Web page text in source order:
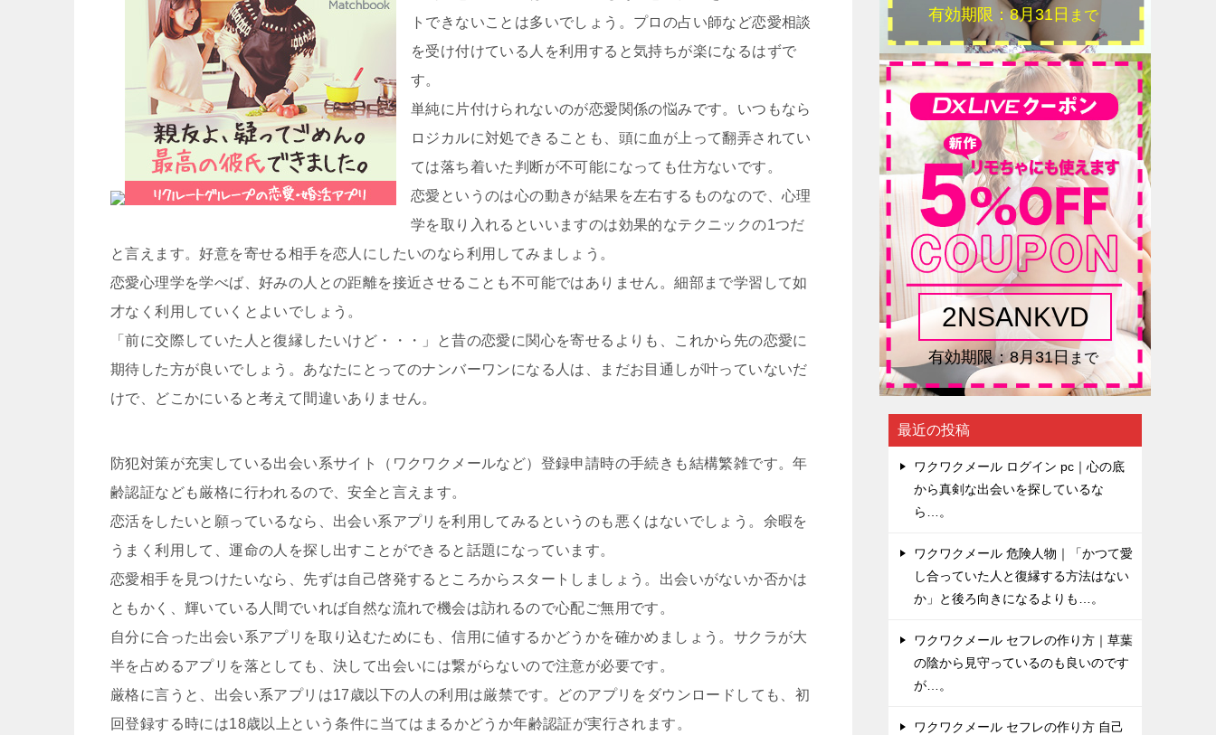
トできないことは多いでしょう。プロの占い師など恋愛相談
を受け付けている人を利用すると気持ちが楽になるはずで
す。
単純に片付けられないのが恋愛関係の悩みです。いつもなら
ロジカルに対処できることも、頭に血が上って翻弄されてい
ては落ち着いた判断が不可能になっても仕方ないです。
恋愛というのは心の動きが結果を左右するものなので、心理
学を取り入れるといいますのは効果的なテクニックの1つだ
と言えます。好意を寄せる相手を恋人にしたいのなら利用してみましょう。
恋愛心理学を学べば、好みの人との距離を接近させることも不可能ではありません。細部まで学習して如
才なく利用していくとよいでしょう。
「前に交際していた人と復縁したいけど・・・」と昔の恋愛に関心を寄せるよりも、これから先の恋愛に
期待した方が良いでしょう。あなたにとってのナンバーワンになる人は、まだお目通しが叶っていないだ
けで、どこかにいると考えて間違いありません。
防犯対策が充実している出会い系サイト（ワクワクメールなど）登録申請時の手続きも結構繁雑です。年
齢認証なども厳格に行われるので、安全と言えます。
恋活をしたいと願っているなら、出会い系アプリを利用してみるというのも悪くはないでしょう。余暇を
うまく利用して、運命の人を探し出すことができると話題になっています。
恋愛相手を見つけたいなら、先ずは自己啓発するところからスタートしましょう。出会いがないか否かは
ともかく、輝いている人間でいれば自然な流れで機会は訪れるので心配ご無用です。
自分に合った出会い系アプリを取り込むためにも、信用に値するかどうかを確かめましょう。サクラが大
半を占めるアプリを落としても、決して出会いには繋がらないので注意が必要です。
厳格に言うと、出会い系アプリは17歳以下の人の利用は厳禁です。どのアプリをダウンロードしても、初
回登録する時には18歳以上という条件に当てはまるかどうか年齢認証が実行されます。
最近の投稿
ワクワクメール ログイン pc｜心の底
から真剣な出会いを探しているな
ら…。
ワクワクメール 危険人物｜「かつて愛
し合っていた人と復縁する方法はない
か」と後ろ向きになるよりも…。
ワクワクメール セフレの作り方｜草葉
の陰から見守っているのも良いのです
が…。
ワクワクメール セフレの作り方 自己